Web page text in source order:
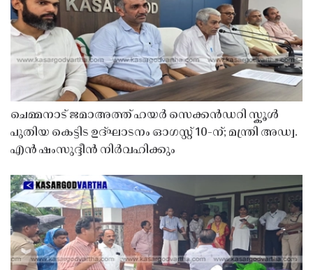
ചെമ്മനാട് ജമാഅത്ത് ഹയർ സെക്കൻഡറി സ്കൂൾ
പുതിയ കെട്ടിട ഉദ്ഘാടനം ഓഗസ്റ്റ് 10-ന്; മന്ത്രി അഡ്വ.
എൻ ഷംസുദ്ദീൻ നിർവഹിക്കും